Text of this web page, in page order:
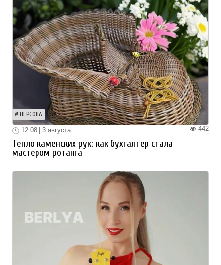
ПЕРСОНА
442
12:08 | 3 августа
Тепло каменских рук: как бухгалтер стала
мастером ротанга